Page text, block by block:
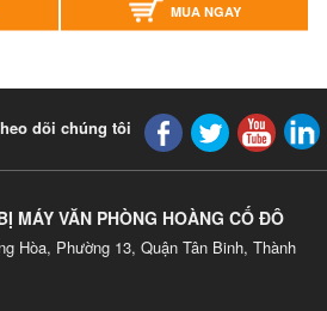
MUA NGAY
dõi chúng tôi
MÁY VĂN PHÒNG HOÀNG CỐ ĐÔ
Hòa, Phường 13, Quận Tân Binh, Thành